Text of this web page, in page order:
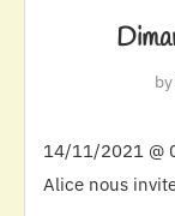
by
14/11/2021 @
Alice nous